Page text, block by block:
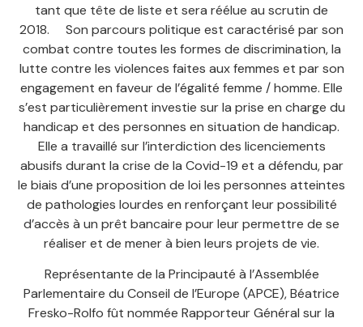
tant que tête de liste et sera réélue au scrutin de
2018. Son parcours politique est caractérisé par son
combat contre toutes les formes de discrimination, la
lutte contre les violences faites aux femmes et par son
engagement en faveur de l’égalité femme / homme. Elle
s’est particulièrement investie sur la prise en charge du
handicap et des personnes en situation de handicap.
Elle a travaillé sur l’interdiction des licenciements
abusifs durant la crise de la Covid-19 et a défendu, par
le biais d’une proposition de loi les personnes atteintes
de pathologies lourdes en renforçant leur possibilité
d’accès à un prêt bancaire pour leur permettre de se
réaliser et de mener à bien leurs projets de vie.
Représentante de la Principauté à l’Assemblée
Parlementaire du Conseil de l’Europe (APCE), Béatrice
Fresko-Rolfo fût nommée Rapporteur Général sur la